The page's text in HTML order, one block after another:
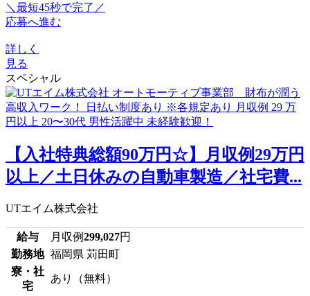
＼最短45秒で完了／
応募へ進む
詳しく
見る
スペシャル
【入社特典総額90万円☆】月収例29万円
以上／土日休みの自動車製造／社宅費...
UTエイム株式会社
給与 月収例299,027円
勤務地 福岡県 苅田町
寮・社
宅
あり（無料）